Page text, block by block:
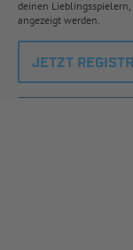
deinen
angezeigt werden.
JETZT